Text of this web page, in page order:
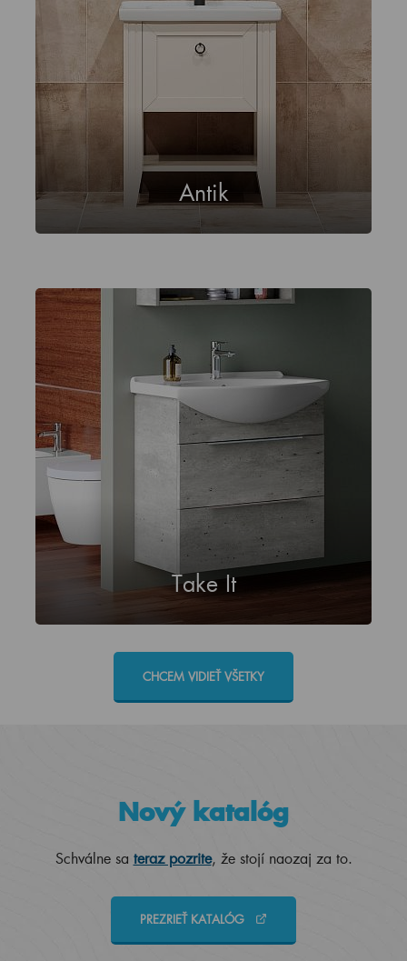
Antik
Q
Take It
CHCEM VIDIEŤ VŠETKY
Nový katalóg
Schválne sa teraz pozrite, že stojí naozaj za to.
PREZRIEŤ KATALÓG